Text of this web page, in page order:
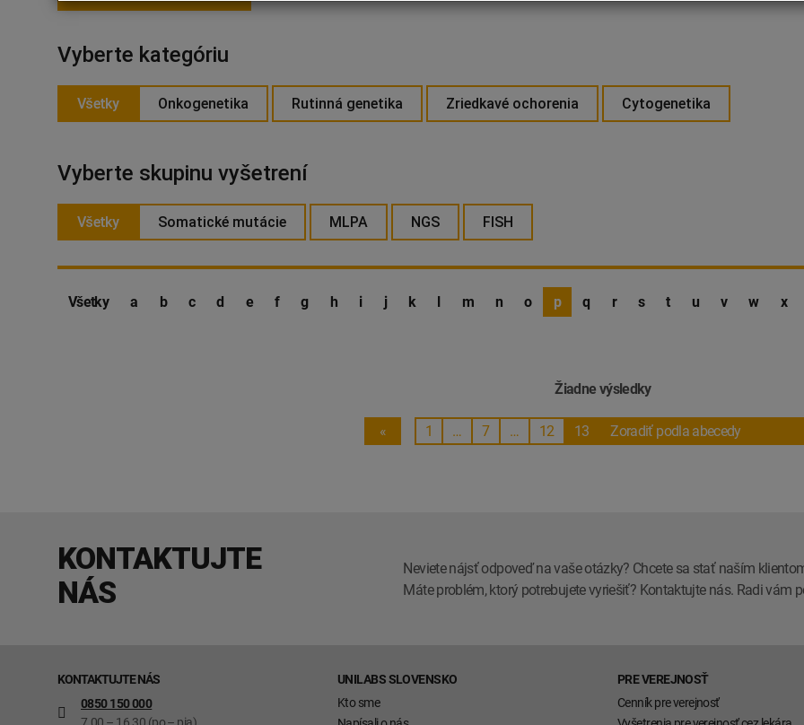
Vyberte kategóriu
Všetky Onkogenetika Rutinná genetika Zriedkavé ochorenia Cytogenetika
Vyberte skupinu vyšetrení
Všetky Somatické mutácie MLPA NGS FISH
Všetky a b c d e f g h i j k l m n o p q r s t u v w x
Žiadne výsledky
« 1 … 7 … 12 13 Zoradiť podla abecedy
KONTAKTUJTE
NÁS
Neviete nájsť odpoveď na vaše otázky? Chcete sa stať naším
Máte problém, ktorý potrebujete vyriešiť? Kontaktujte nás. Radi vám
KONTAKTUJTE NÁS
0850 150 000
UNILABS SLOVENSKO
Kto sme
PRE VEREJNOSŤ
Cenník pre verejnosť